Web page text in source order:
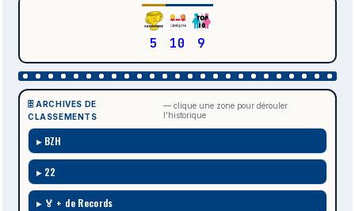
5 10 9
🗄️ ARCHIVES DE
CLASSEMENTS
— clique une zone pour dérouler
l'historique
BZH
22
🏅 + de Records